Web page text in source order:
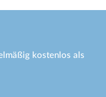
kostenlos als